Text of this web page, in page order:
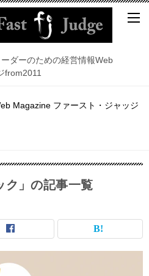
ダーのための経営情報Web
from2011
Magazine ファースト・ジャッジ
ク」の記事一覧